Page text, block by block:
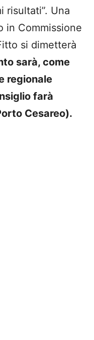
risultati”. Una
in Commissione
si dimetterà
sarà, come
regionale
farà
Cesareo).